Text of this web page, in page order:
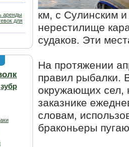
аренды
для
зубр
км, с Сулинским
нерестилище
судаков. Эти
На протяжении
правил рыбалки.
окружающих сел,
заказнике
словам,
браконьеры